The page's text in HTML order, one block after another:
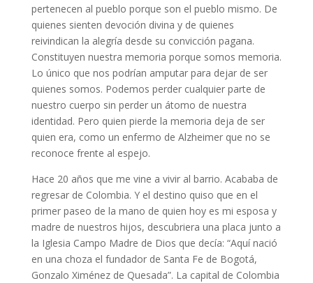
pertenecen al pueblo porque son el pueblo mismo. De
quienes sienten devoción divina y de quienes
reivindican la alegría desde su convicción pagana.
Constituyen nuestra memoria porque somos memoria.
Lo único que nos podrían amputar para dejar de ser
quienes somos. Podemos perder cualquier parte de
nuestro cuerpo sin perder un átomo de nuestra
identidad. Pero quien pierde la memoria deja de ser
quien era, como un enfermo de Alzheimer que no se
reconoce frente al espejo.
Hace 20 años que me vine a vivir al barrio. Acababa de
regresar de Colombia. Y el destino quiso que en el
primer paseo de la mano de quien hoy es mi esposa y
madre de nuestros hijos, descubriera una placa junto a
la Iglesia Campo Madre de Dios que decía: “Aquí nació
en una choza el fundador de Santa Fe de Bogotá,
Gonzalo Ximénez de Quesada”. La capital de Colombia